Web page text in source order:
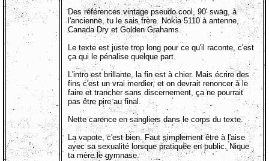
Des références vintage pseudo cool, 90' swag, à
l'ancienne, tu le sais frère. Nokia 5110 à antenne,
Canada Dry et Golden Grahams.
Le texte est juste trop long pour ce qu'il raconte, c'est
ça qui le pénalise quelque part.
L'intro est brillante, la fin est à chier. Mais écrire des
fins c'est un vrai merdier, et on devrait renoncer à le
faire et trancher sans discernement, ça ne pourrait
pas être pire au final.
Nette carence en sangliers dans le corps du texte.
La vapote, c'est bien. Faut simplement être à l'aise
avec sa sexualité lorsque pratiquée en public. Nique
ta mère le gymnase.